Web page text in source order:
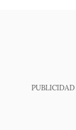
PUBLICIDAD